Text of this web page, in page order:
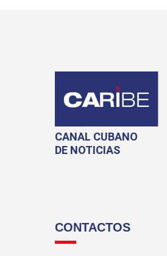
CANAL CUBANO
DE NOTICIAS
CONTACTOS